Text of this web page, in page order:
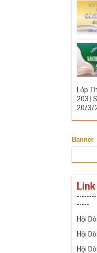
Lớp
203 |
20/3/
Banner
-----
Hội
Hội
Hội